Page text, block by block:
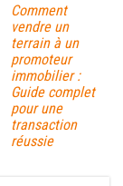
Comment
vendre un
terrain à un
promoteur
immobilier :
Guide complet
pour une
transaction
réussie